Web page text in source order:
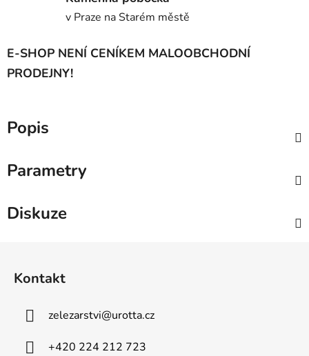
v Praze na Starém městě
E-SHOP NENÍ CENÍKEM MALOOBCHODNÍ
PRODEJNY!
Popis
Parametry
Diskuze
Kontakt
zelezarstvi@urotta.cz
+420 224 212 723